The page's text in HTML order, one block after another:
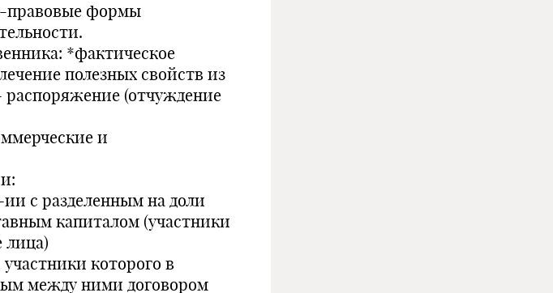
правовые формы
*фактическое
полезных свойств из
распоряжение (отчуждение
и
с разделенным на доли
капиталом (участники
лица)
которого в
между ними договором